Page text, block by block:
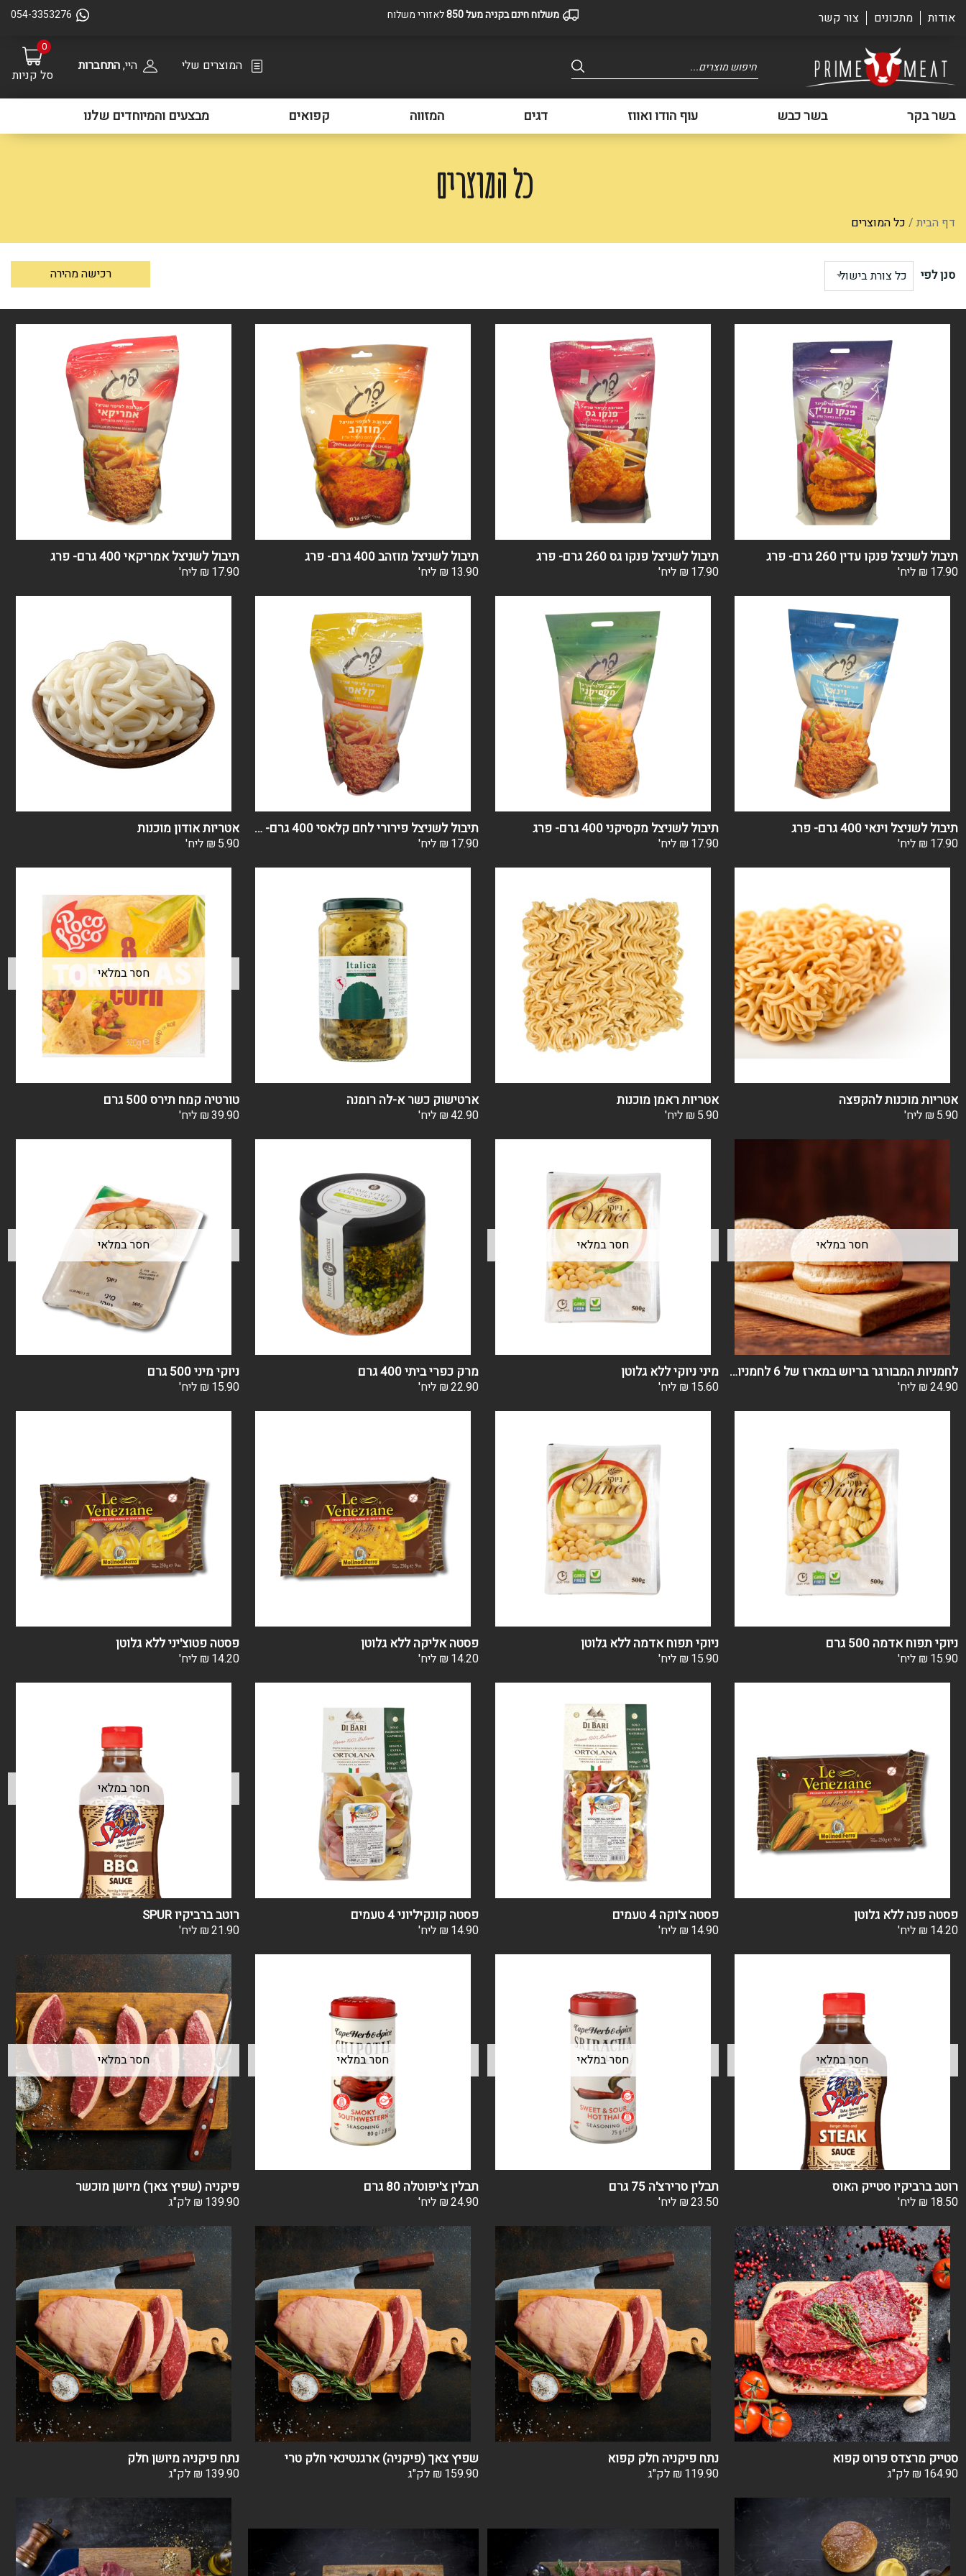
אודות מתכונים צור קשר משלוח חינם בקניה מעל 850 לאזורי משלוח 054-3353276
search המוצרים שלי היי,התחברות
0
סל קניות
בשר בקר בשר כבש עוף הודו ואווז דגים המזווה קפואים מבצעים והמיוחדים שלנו
כל המוצרים
דף הבית / כל המוצרים
סנן לפי כל צורת בישול רכישה מהירה
תיבול לשניצל פנקו עדין 260 גרם- פרג
₪ 17.90 ליח'
תיבול לשניצל פנקו גס 260 גרם- פרג
₪ 17.90 ליח'
תיבול לשניצל מוזהב 400 גרם- פרג
₪ 13.90 ליח'
תיבול לשניצל אמריקאי 400 גרם- פרג
₪ 17.90 ליח'
תיבול לשניצל וינאי 400 גרם- פרג
₪ 17.90 ליח'
תיבול לשניצל מקסיקני 400 גרם- פרג
₪ 17.90 ליח'
תיבול לשניצל פירורי לחם קלאסי 400 גרם- פרג
₪ 17.90 ליח'
אטריות אודון מוכנות
₪ 5.90 ליח'
אטריות מוכנות להקפצה
₪ 5.90 ליח'
אטריות ראמן מוכנות
₪ 5.90 ליח'
ארטישוק כשר א-לה רומנה
₪42.90 ליח'
טורטיה קמח תירס 500 גרם
₪39.90 ליח'
לחמניות המבורגר בריוש במארז של 6 לחמניות טריות
₪24.90 ליח'
מיני ניוקי ללא גלוטן
₪ 15.60 ליח'
מרק כפרי ביתי 400 גרם
₪22.90 ליח'
ניוקי מיני 500 גרם
₪ 15.90 ליח'
ניוקי תפוח אדמה 500 גרם
₪ 15.90 ליח'
ניוקי תפוח אדמה ללא גלוטן
₪ 15.90 ליח'
פסטה אליקה ללא גלוטן
₪ 14.20 ליח'
פסטה פטוצ'יני ללא גלוטן
₪ 14.20 ליח'
פסטה פנה ללא גלוטן
₪ 14.20 ליח'
פסטה צ'וקה 4 טעמים
₪ 14.90 ליח'
פסטה קונקיליוני 4 טעמים
₪ 14.90 ליח'
רוטב ברביקיו SPUR
₪21.90 ליח'
רוטב ברביקיו סטייק האוס
₪ 18.50 ליח'
תבלין סרירצ'ה 75 גרם
₪23.50 ליח'
תבלין צ'יפוטלה 80 גרם
₪24.90 ליח'
פיקניה (שפיץ צאך) מיושן מוכשר
₪ 139.90 לק"ג
סטייק מרצדס פרוס קפוא
₪ 164.90 לק"ג
נתח פיקניה חלק קפוא
₪ 119.90 לק"ג
שפיץ צאך (פיקניה) ארגנטינאי חלק טרי
₪ 159.90 לק"ג
נתח פיקניה מיושן חלק
₪ 139.90 לק"ג